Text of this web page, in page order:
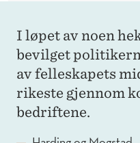
I løpet av noen
bevilget
av felleskapets
rikeste gjennom
bedriftene.